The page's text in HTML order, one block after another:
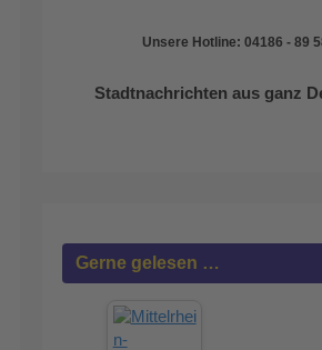
Unsere Hotline: 04186 - 89
Stadtnachrichten aus ganz
Gerne gelesen …